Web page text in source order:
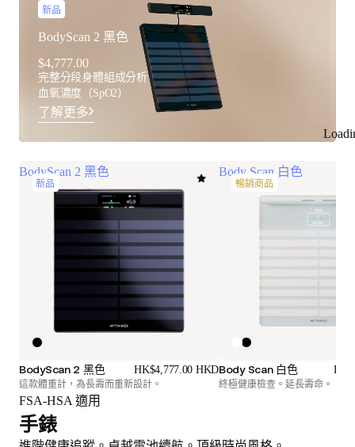
新品
BodyScan 2 黑色
$4,777.00
完整分段身體組成分析
血氧濃度（SpO2）
了解更多
BodyScan 2 黑色
新品
BodyScan 2 黑色 HK$4,777.00 HKD
這款體重計，為長壽而重新設計。
Body Scan 白色
暢銷商品
Body Scan 白色
終極健康檢查。延長壽命。
FSA-HSA 適用
手錶